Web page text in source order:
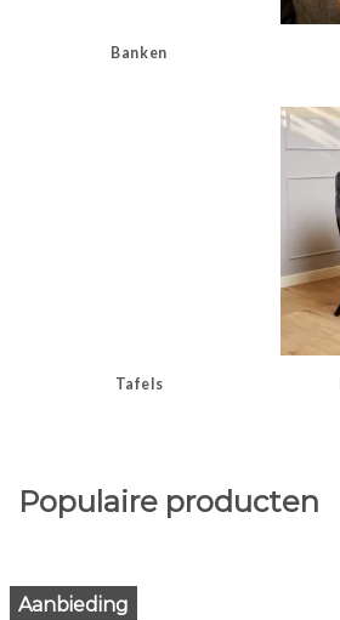
Banken
Tafels
Populaire producten
Aanbieding